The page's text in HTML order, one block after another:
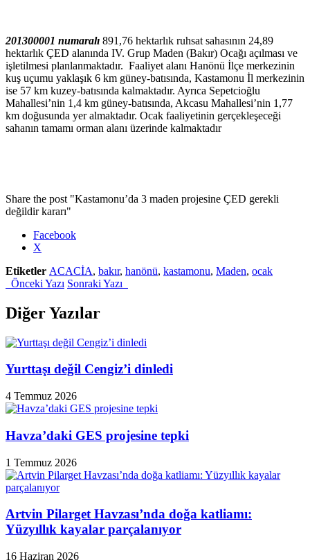
201300001 numaralı 891,76 hektarlık ruhsat sahasının 24,89
hektarlık ÇED alanında IV. Grup Maden (Bakır) Ocağı açılması ve
işletilmesi planlanmaktadır. Faaliyet alanı Hanönü İlçe merkezinin
kuş uçumu yaklaşık 6 km güney-batısında, Kastamonu İl merkezinin
ise 57 km kuzey-batısında kalmaktadır. Ayrıca Sepetcioğlu
Mahallesi’nin 1,4 km güney-batısında, Akcasu Mahallesi’nin 1,77
km doğusunda yer almaktadır. Ocak faaliyetinin gerçekleşeceği
sahanın tamamı orman alanı üzerinde kalmaktadır
Share the post "Kastamonu’da 3 maden projesine ÇED gerekli
değildir kararı"
Facebook
X
Etiketler ACACİA, bakır, hanönü, kastamonu, Maden, ocak
Önceki Yazı Sonraki Yazı
Diğer Yazılar
Yurttaşı değil Cengiz’i dinledi
4 Temmuz 2026
Havza’daki GES projesine tepki
1 Temmuz 2026
Artvin Pilarget Havzası’nda doğa katliamı:
Yüzyıllık kayalar parçalanıyor
16 Haziran 2026